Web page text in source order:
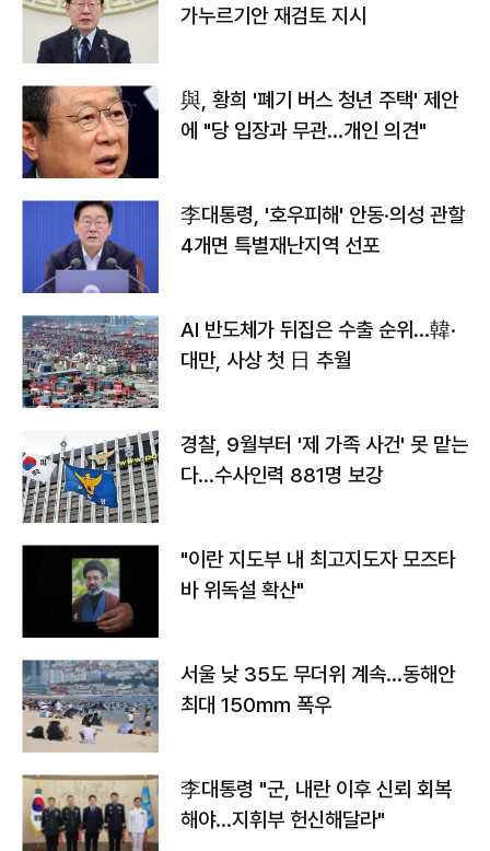
가누르기안 재검토 지시
與, 황희 '폐기 버스 청년 주택' 제안
에 "당 입장과 무관…개인 의견"
李대통령, '호우피해' 안동·의성 관할
4개면 특별재난지역 선포
AI 반도체가 뒤집은 수출 순위…韓·
대만, 사상 첫 日 추월
경찰, 9월부터 '제 가족 사건' 못 맡는
다…수사인력 881명 보강
"이란 지도부 내 최고지도자 모즈타
바 위독설 확산"
서울 낮 35도 무더위 계속…동해안
최대 150㎜ 폭우
李대통령 "군, 내란 이후 신뢰 회복
해야…지휘부 헌신해달라"